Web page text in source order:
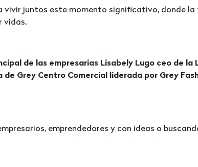
vivir juntos este momento significativo, donde la
vidas.
de las empresarias Lisabely Lugo ceo de la
Grey Centro Comercial liderada por Grey
emprendedores y con ideas o